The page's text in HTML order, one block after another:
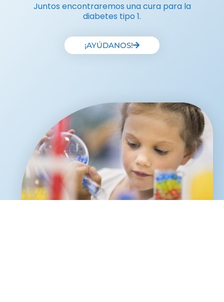
Juntos encontraremos una cura para la
diabetes tipo 1.
¡AYÚDANOS!